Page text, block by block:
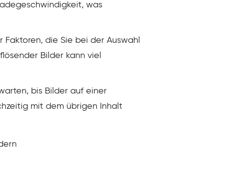
was
die Sie bei der Auswahl
Bilder kann viel
bis Bilder auf einer
mit dem übrigen Inhalt